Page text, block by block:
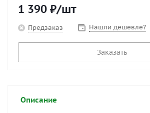
1 390 ₽/шт
Предзаказ Нашли дешевле?
Заказать
Описание